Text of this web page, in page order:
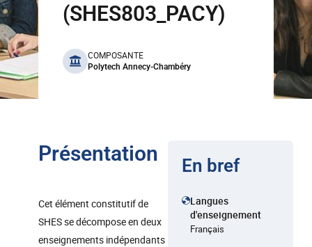
(SHES803_PACY)
benefits
COMPOSANTE
Polytech Annecy-Chambéry
Présentation
Cet élément constitutif de
SHES se décompose en deux
enseignements indépendants
En bref
Langues
d'enseignement
Français